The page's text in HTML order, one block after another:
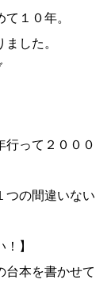
１０年。
した。
行って２０００
つの間違いない
】
台本を書かせて